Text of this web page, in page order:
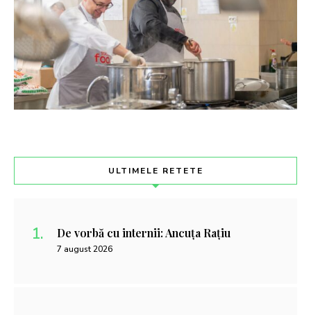
ULTIMELE RETETE
De vorbă cu internii: Ancuța Rațiu
7 august 2026